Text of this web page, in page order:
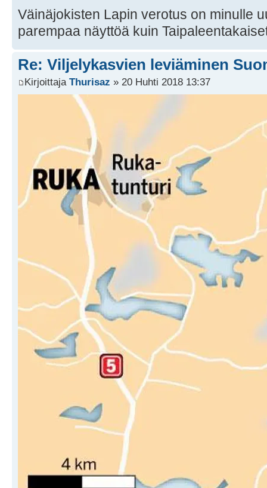
Väinäjokisten Lapin verotus on minulle
parempaa näyttöä kuin
Re: Viljelykasvien leviäminen
Kirjoittaja Thurisaz » 20 Huhti 2018 13:37